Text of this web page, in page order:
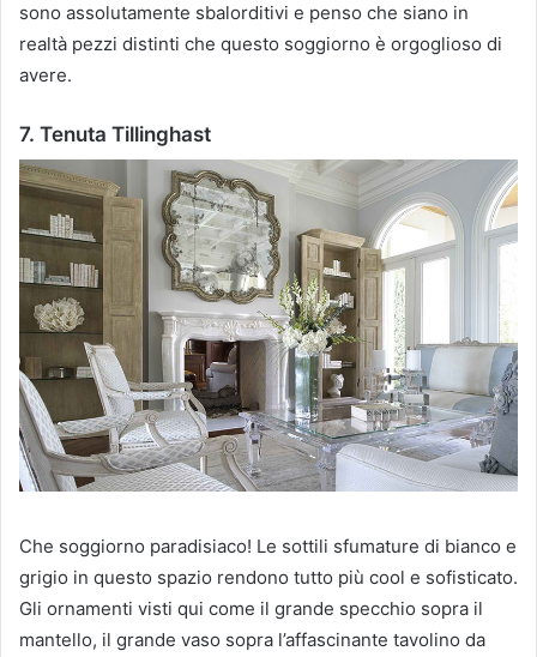
sono assolutamente sbalorditivi e penso che siano in
realtà pezzi distinti che questo soggiorno è orgoglioso di
avere.
7. Tenuta Tillinghast
Che soggiorno paradisiaco! Le sottili sfumature di bianco e
grigio in questo spazio rendono tutto più cool e sofisticato.
Gli ornamenti visti qui come il grande specchio sopra il
mantello, il grande vaso sopra l’affascinante tavolino da